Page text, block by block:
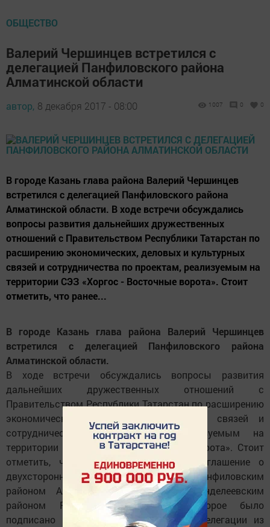
ОБЩЕСТВО
Валерий Чершинцев встретился с
делегацией Панфиловского района
Алматинской области
автор, 8 декабря 2017 - 08:00 1007 0 0
В городе Казань глава района Валерий Чершинцев
встретился с делегацией Панфиловского района
Алматинской области. В ходе встречи обсуждались
вопросы развития дальнейших дружественных
отношений с Правительством Республики Татарстан по
расширению экономических, деловых и культурных
связей и сотрудничества по проектам, реализуемым на
территории СЭЗ «Хоргос - Восточные ворота». Стоит
отметить, что ранее...
В городе Казань глава района Валерий Чершинцев
встретился с делегацией Панфиловского района
Алматинской области.
В ходе встречи обсуждались вопросы развития
дальнейших дружественных отношений с
Правительством Республики Татарстан по расширению
экономических, деловых и культурных связей и
сотрудничества по проектам, реализуемым на
территории СЭЗ «Хоргос - Восточные ворота». Стоит
отметить, что ранее было принято соглашение о
двухстороннем сотрудничестве между Панфиловским
районом Алматинской области и Менделеевским
районом Республики Татарстан. Которое было
подписано в рамках визита в регион делегации из